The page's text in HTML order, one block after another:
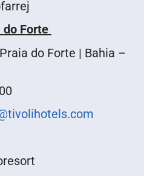
do Forte
do Forte | Bahia –